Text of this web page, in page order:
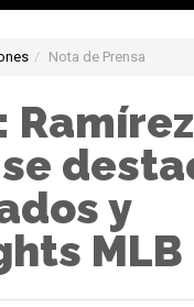
Nota de Prensa
y
MLB